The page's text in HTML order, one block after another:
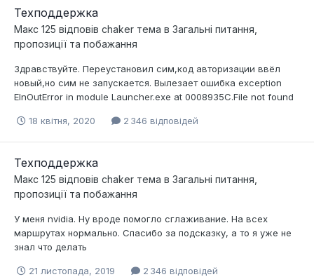
Техподдержка
Макс 125 відповів chaker тема в Загальні питання,
пропозиції та побажання
Здравствуйте. Переустановил сим,код авторизации ввёл
новый,но сим не запускается. Вылезает ошибка exception
ElnOutError in module Launcher.exe at 0008935C.File not found
18 квітня, 2020 2 346 відповідей
Техподдержка
Макс 125 відповів chaker тема в Загальні питання,
пропозиції та побажання
У меня nvidia. Ну вроде помогло сглаживание. На всех
маршрутах нормально. Спасибо за подсказку, а то я уже не
знал что делать
21 листопада, 2019 2 346 відповідей